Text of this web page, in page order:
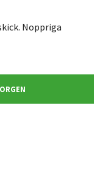
Noppriga